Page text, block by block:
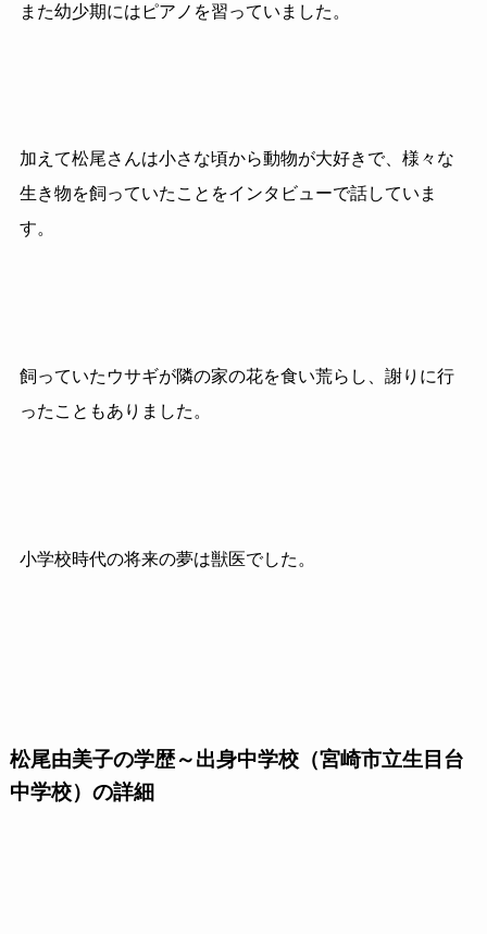
また幼少期にはピアノを習っていました。
加えて松尾さんは小さな頃から動物が大好きで、様々な
生き物を飼っていたことをインタビューで話していま
す。
飼っていたウサギが隣の家の花を食い荒らし、謝りに行
ったこともありました。
小学校時代の将来の夢は獣医でした。
松尾由美子の学歴～出身中学校（宮崎市立生目台
中学校）の詳細